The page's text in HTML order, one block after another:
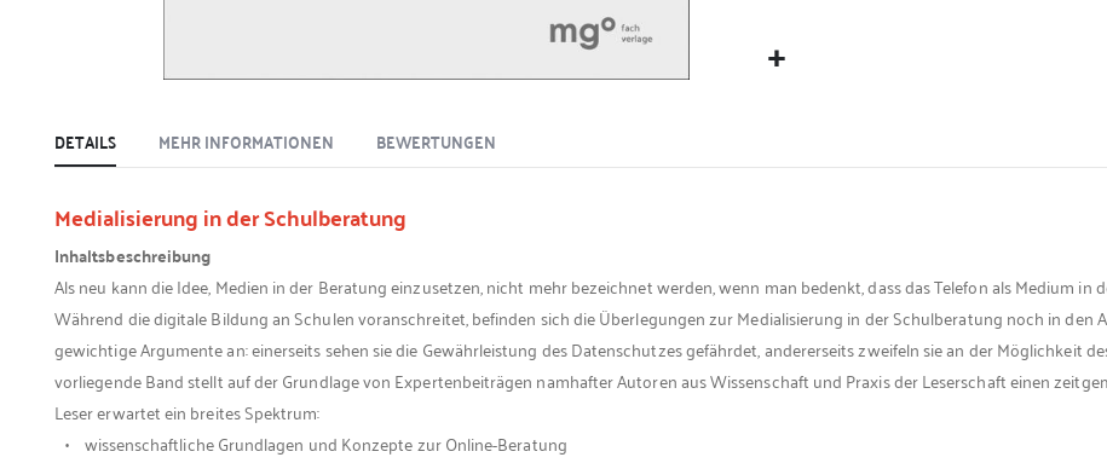
DETAILS
Medialisierung in der Schulberatung
Inhaltsbeschreibung
Als neu kann die Idee, Medien in der Beratung einzusetzen, nicht mehr bezeichnet werden, wenn man bedenkt, dass das Telefon als Medium
Während die digitale Bildung an Schulen voranschreitet, befinden sich die Überlegungen zur Medialisierung in der Schulberatung noch in den
gewichtige Argumente an: einerseits sehen sie die Gewährleistung des Datenschutzes gefährdet, andererseits zweifeln sie an der Möglichkeit
vorliegende Band stellt auf der Grundlage von Expertenbeiträgen namhafter Autoren aus Wissenschaft und Praxis der Leserschaft einen
Leser erwartet ein breites Spektrum:
• wissenschaftliche Grundlagen und Konzepte zur Online-Beratung
MEHR INFORMATIONEN BEWERTUNGEN